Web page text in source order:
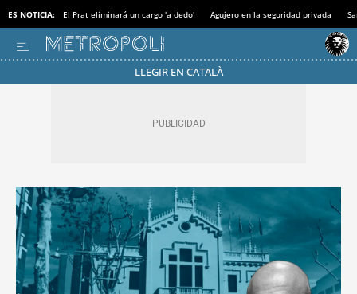
ES NOTICIA: El Prat eliminará un cargo 'a dedo' Agujero en la seguridad privada
LLEGIR EN CATALÀ